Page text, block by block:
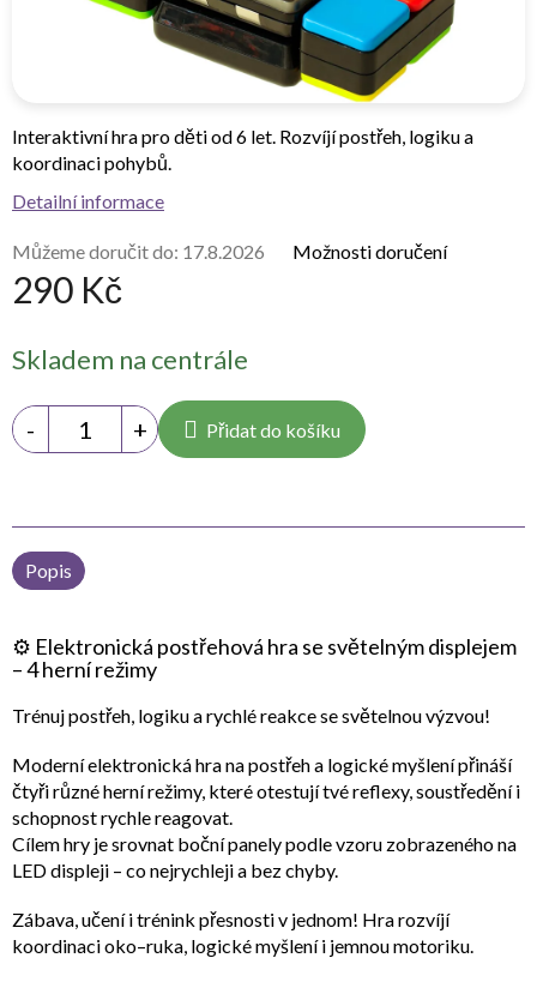
290 Kč
cena:
Skladem na centrále
Můžeme doručit do: 17.8.2026 Možnosti doručení
Přidat do košíku
Interaktivní hra pro děti od 6 let. Rozvíjí postřeh, logiku a
koordinaci pohybů.
Detailní informace
Popis
⚙️ Elektronická postřehová hra se světelným displejem
– 4 herní režimy
Trénuj postřeh, logiku a rychlé reakce se světelnou výzvou!
Moderníelektronická hra na postřeh a logické myšlenípřináší
čtyři různé herní režimy, které otestují tvé reflexy, soustředění i
schopnost rychle reagovat.
Cílem hry jesrovnat boční panely podle vzoru zobrazeného na
LED displeji – co nejrychleji a bez chyby.
Zábava, učení i trénink přesnosti v jednom! Hra rozvíjí
koordinaci oko–ruka, logické myšlení i jemnou motoriku.